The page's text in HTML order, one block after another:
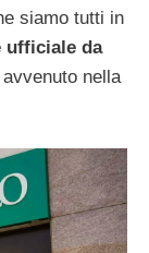
siamo tutti in
ufficiale da
nella